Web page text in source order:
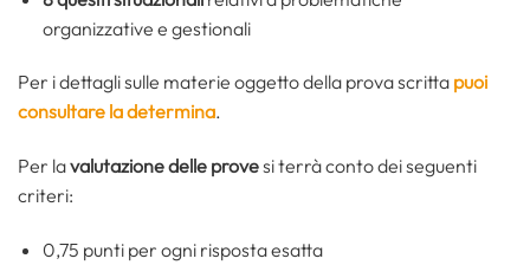
organizzative e gestionali
Per i dettagli sulle materie oggetto della prova scritta puoi
consultare la determina.
Per lavalutazione delle provesi terrà conto dei seguenti
criteri:
0,75 punti per ogni risposta esatta